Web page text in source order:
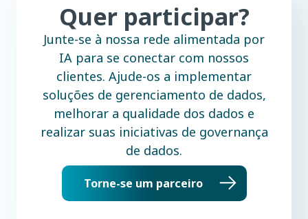
Quer participar?
Junte-se à nossa rede alimentada por
IA para se conectar com nossos
clientes. Ajude-os a implementar
soluções de gerenciamento de dados,
melhorar a qualidade dos dados e
realizar suas iniciativas de governança
de dados.
Torne-se um parceiro